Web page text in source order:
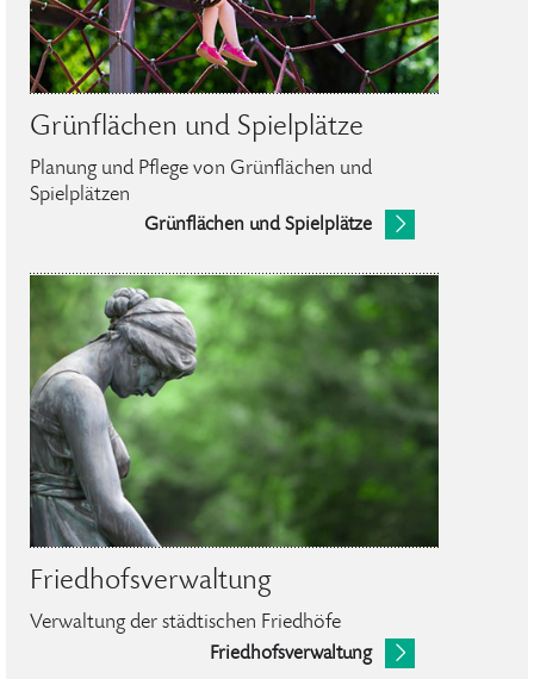
Grünflächen und Spielplätze
Planung und Pflege von Grünflächen und
Spielplätzen
Grünflächen und Spielplätze
Friedhofsverwaltung
Verwaltung der städtischen Friedhöfe
Friedhofsverwaltung